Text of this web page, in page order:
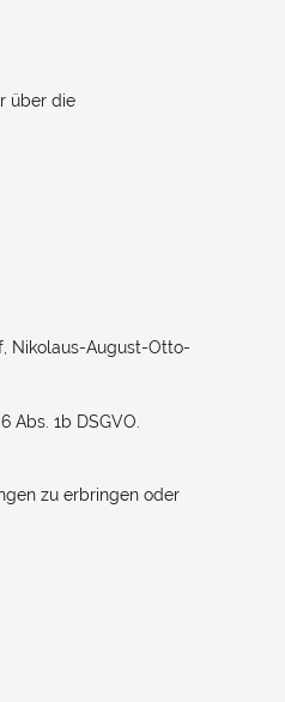
über die
Nikolaus-August-Otto-
1b DSGVO.
zu erbringen oder